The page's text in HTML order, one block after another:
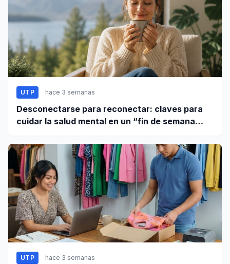
UTP hace 3 semanas
Desconectarse para reconectar: claves para
cuidar la salud mental en un “fin de semana
UTP hace 3 semanas